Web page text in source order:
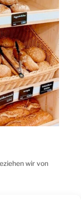
wir von